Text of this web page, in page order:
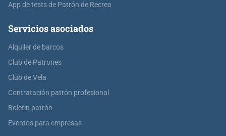
App de tests de Patrón de Recreo
Servicios asociados
Alquiler de barcos
Club de Patrones
Club de Vela
Contratación patrón profesional
Boletín patrón
Eventos para empresas